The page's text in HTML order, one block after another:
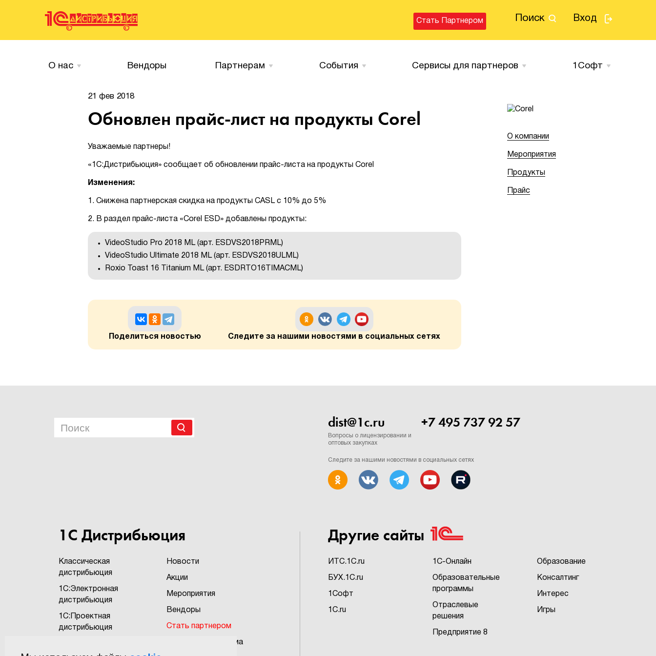
Поиск Вход
Стать Партнером
О нас Вендоры Партнерам События Сервисы для партнеров 1Cофт
21 фев 2018
Обновлен прайс-лист на продукты Corel
Уважаемые партнеры!
«1С:Дистрибьюция» сообщает об обновлении прайс-листа на продукты Corel
Изменения:
1. Снижена партнерская скидка на продукты CASL с 10% до 5%
2. В раздел прайс-листа «Corel ESD» добавлены продукты:
VideoStudio Pro 2018 ML (арт. ESDVS2018PRML)
VideoStudio Ultimate 2018 ML (арт. ESDVS2018ULML)
Roxio Toast 16 Titanium ML (арт. ESDRTO16TIMACML)
Поделиться новостью Следите за нашими новостями в социальных сетях
О компании
Мероприятия
Продукты
Прайс
+7 495 737 92 57
dist@1c.ru
Вопросы о лицензировании и
оптовых закупках
Следите за нашими новостями в социальных сетях
1С Дистрибьюция
Классическая
дистрибьюция
1С:Электронная
дистрибьюция
1С:Проектная
дистрибьюция
Новости
Акции
Мероприятия
Вендоры
Стать партнером
Бонусная программа
Другие сайты
ИTC.1C.ru
БУХ.1C.ru
1Софт
1C.ru
1С-Онлайн
Образовательные
программы
Отраслевые
решения
Предприятие 8
Образование
Консалтинг
Интерес
Игры